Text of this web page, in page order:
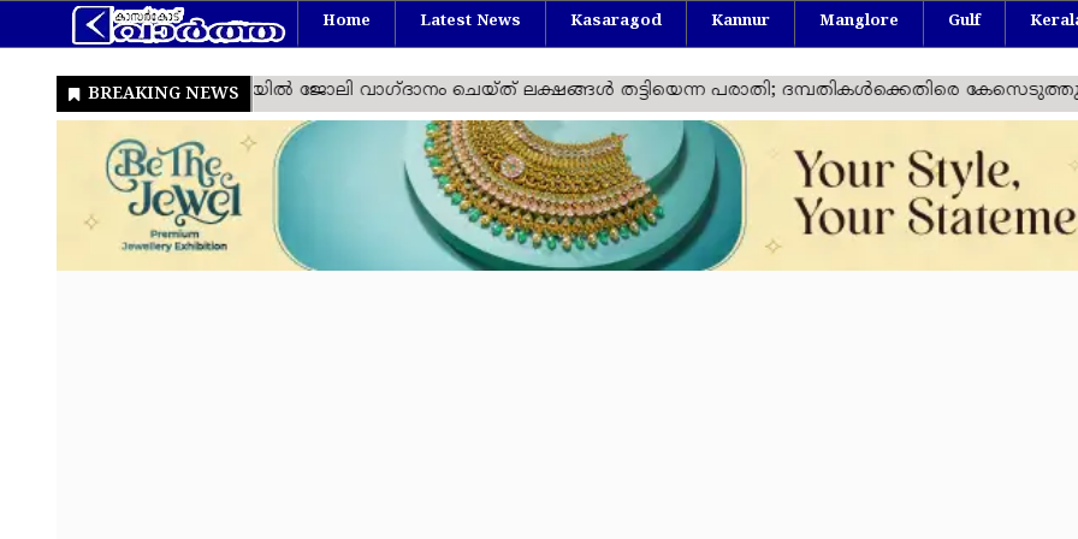
Home Latest News Kasaragod Kannur Manglore Gulf